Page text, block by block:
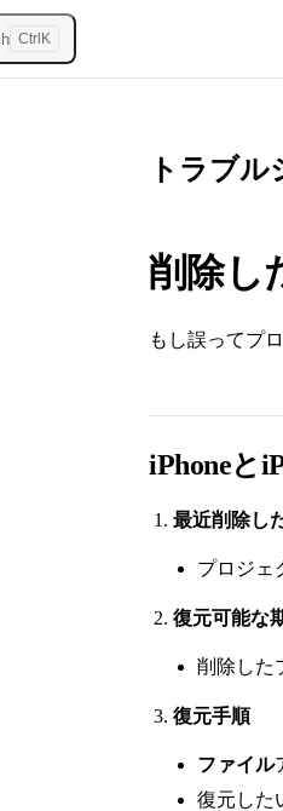
Ctrl K
トラブ
削除し
もし誤ってプ
iPhoneと
最近削除し
プロジェ
復元可能な
削除した
復元手順
ファイル
復元した